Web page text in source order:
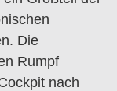
Die
Rumpf
nach